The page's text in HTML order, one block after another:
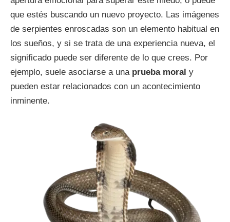
que estés buscando un nuevo proyecto. Las imágenes
de serpientes enroscadas son un elemento habitual en
los sueños, y si se trata de una experiencia nueva, el
significado puede ser diferente de lo que crees. Por
ejemplo, suele asociarse a una prueba moral y
pueden estar relacionados con un acontecimiento
inminente.